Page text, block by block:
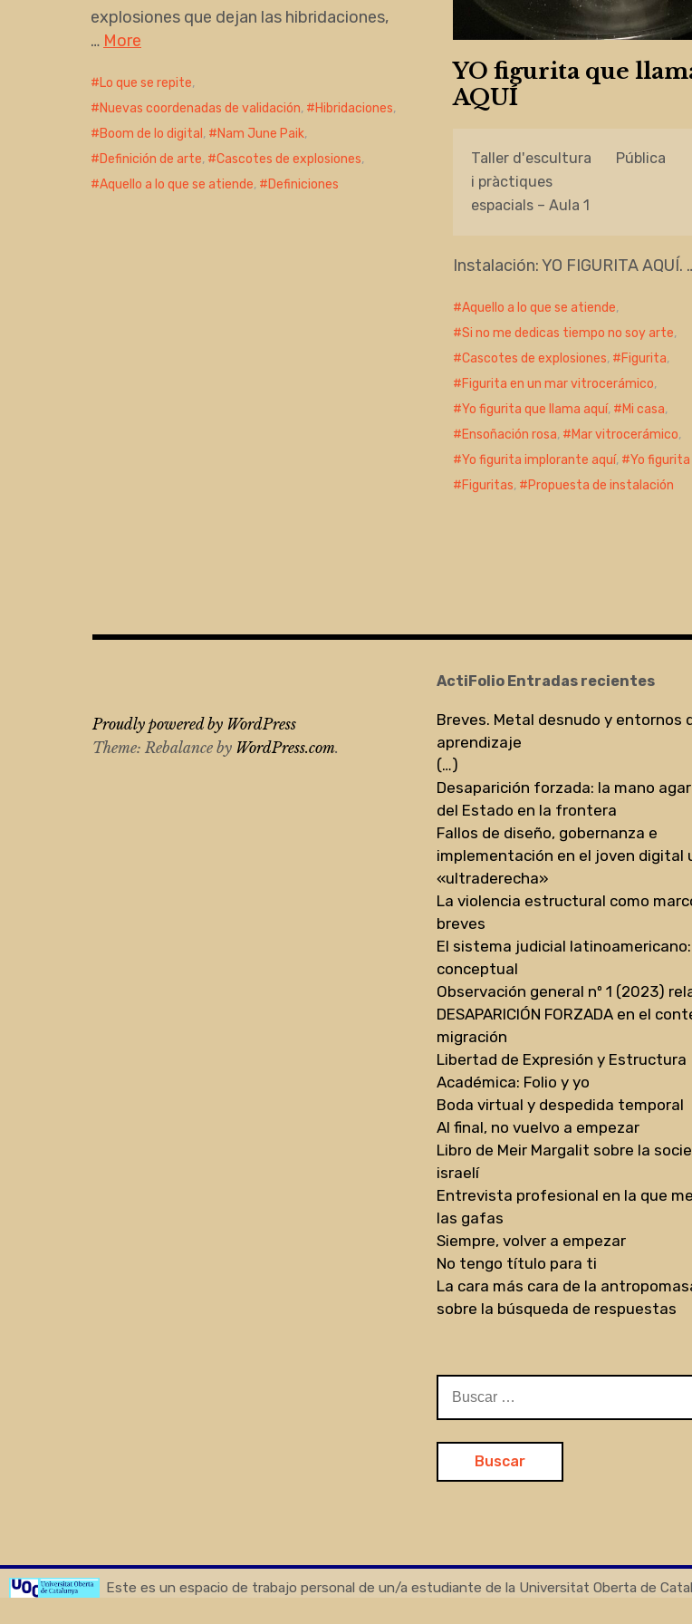
explosiones que dejan las hibridaciones,
… More
Lo que se repite,
Nuevas coordenadas de validación, Hibridaciones,
Boom de lo digital, Nam June Paik,
Definición de arte, Cascotes de explosiones,
Aquello a lo que se atiende, Definiciones
YO figurita que
AQUÍ
Taller d'escultura
i pràctiques
espacials – Aula 1
Pública
Instalación: YO FIGURITA AQUÍ.
Aquello a lo que se atiende,
Si no me dedicas tiempo no soy arte,
Cascotes de explosiones, Figurita,
Figurita en un mar vitrocerámico,
Yo figurita que llama aquí, Mi casa,
Ensoñación rosa, Mar vitrocerámico,
Yo figurita implorante aquí, Yo figurita
Figuritas, Propuesta de instalación
ActiFolio Entradas recientes
Breves. Metal desnudo y entornos
aprendizaje
(…)
Desaparición forzada: la mano
del Estado en la frontera
Fallos de diseño, gobernanza e
implementación en el joven digital
«ultraderecha»
La violencia estructural como
breves
El sistema judicial
conceptual
Observación general nº 1 (2023)
DESAPARICIÓN FORZADA en el
migración
Libertad de Expresión y Estructura
Académica: Folio y yo
Boda virtual y despedida temporal
Al final, no vuelvo a empezar
Libro de Meir Margalit sobre la
israelí
Entrevista profesional en la que
las gafas
Siempre, volver a empezar
No tengo título para ti
La cara más cara de la
sobre la búsqueda de respuestas
Proudly powered by WordPress
Theme: Rebalance by WordPress.com.
Este es un espacio de trabajo personal de un/a estudiante de la Universitat Oberta de